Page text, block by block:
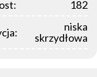
182
niska
skrzydłowa